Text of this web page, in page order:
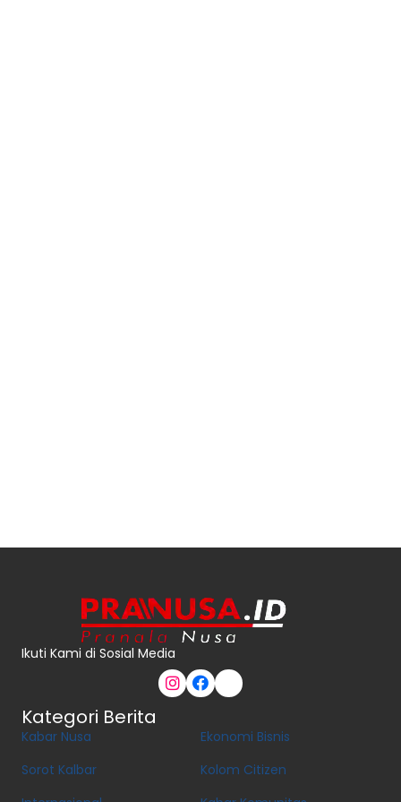
Ikuti Kami di Sosial Media
Kategori Berita
Kabar Nusa
Sorot Kalbar
Ekonomi Bisnis
Kolom Citizen